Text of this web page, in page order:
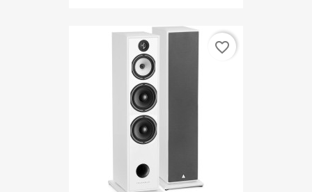
favorite_border